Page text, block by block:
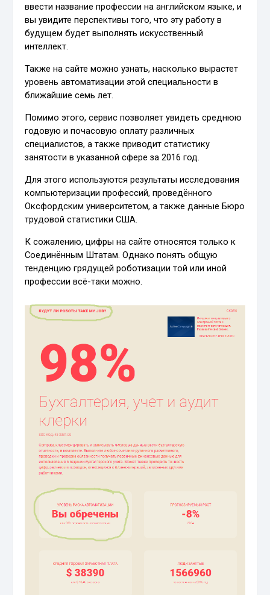
ввести название профессии на английском языке, и
вы увидите перспективы того, что эту работу в
будущем будет выполнять искусственный
интеллект.
Также на сайте можно узнать, насколько вырастет
уровень автоматизации этой специальности в
ближайшие семь лет.
Помимо этого, сервис позволяет увидеть среднюю
годовую и почасовую оплату различных
специалистов, а также приводит статистику
занятости в указанной сфере за 2016 год.
Для этого используются результаты исследования
компьютеризации профессий, проведённого
Оксфордским университетом, а также данные Бюро
трудовой статистики США.
К сожалению, цифры на сайте относятся только к
Соединённым Штатам. Однако понять общую
тенденцию грядущей роботизации той или иной
профессии всё-таки можно.